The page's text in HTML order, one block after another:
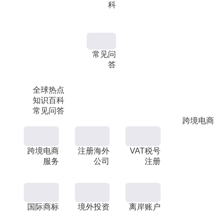
全球热点
知识百科
常见问答
科
常见问
答
跨境电商
跨境电商
服务
注册海外
公司
VAT税号
注册
国际商标
境外投资
离岸账户